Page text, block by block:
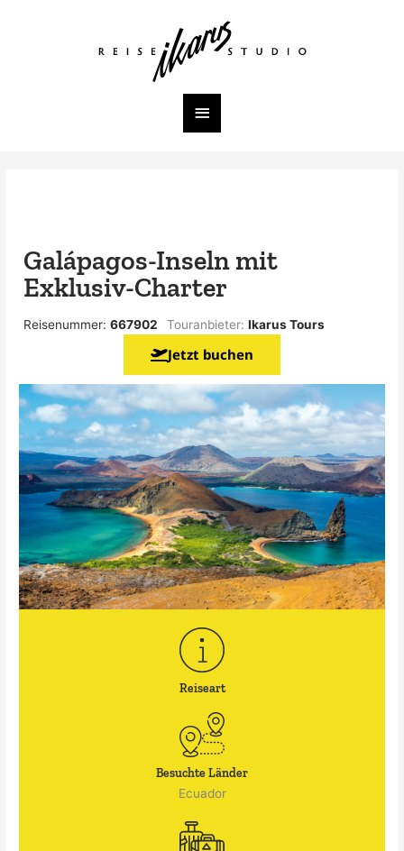
Hauptmenü
Galápagos-Inseln mit
Exklusiv-Charter
Reisenummer:667902 Touranbieter:Ikarus Tours
Jetzt buchen
Reiseart
Besuchte Länder
Ecuador